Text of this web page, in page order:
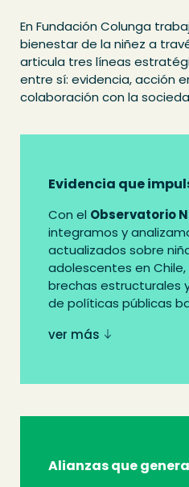
En Fundación Colunga
bienestar de la niñez a
articula tres líneas
entre sí: evidencia, acción
colaboración con la
Evidencia que
Con el Observatorio
integramos y
actualizados sobre
adolescentes en
brechas estructurales
de políticas públicas
ver más
Alianzas que